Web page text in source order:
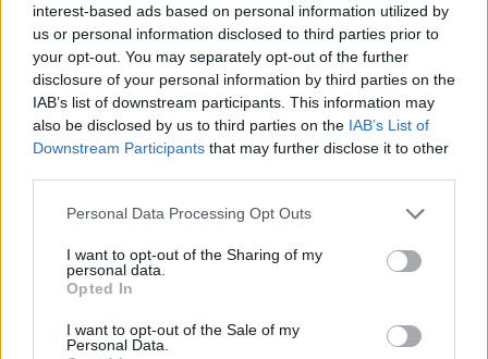
interest-based ads based on personal information utilized by
us or personal information disclosed to third parties prior to
your opt-out. You may separately opt-out of the further
disclosure of your personal information by third parties on the
IAB’s list of downstream participants. This information may
also be disclosed by us to third parties on the IAB’s List of
Downstream Participants that may further disclose it to other
Personal Data Processing Opt Outs
I want to opt-out of the Sharing of my
personal data.
Opted In
I want to opt-out of the Sale of my
Personal Data.
Skulptoriaus S.Kuzmos misija
- žadinti viltį
V.
buvo
teatras
Tądien pradėsime ir naujo sezono, kuris jau
vyks teatro patalpose, bilietų prekybą. Šiuo
atidengimu simboliškai pradėsime judėti prie